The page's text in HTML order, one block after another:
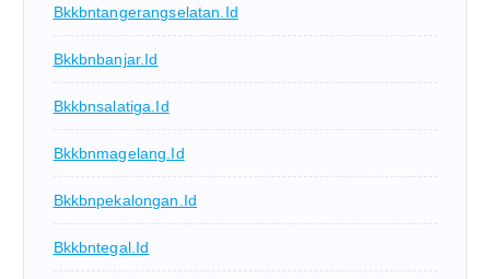
Bkkbntangerangselatan.id
Bkkbnbanjar.id
Bkkbnsalatiga.id
Bkkbnmagelang.id
Bkkbnpekalongan.id
Bkkbntegal.id